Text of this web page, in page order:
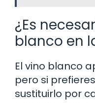
¿Es
blanco en
El vino blanco
pero si
sustituirlo por